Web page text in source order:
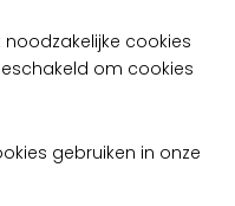
cookies
om cookies
gebruiken in onze